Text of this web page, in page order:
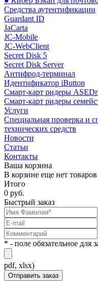
Средства аутентификации
Guardant ID
JaCarta
JC-Mobile
JC-WebClient
Secret Disk 5
Secret Disk Server
Антифрод-терминал
Идентификатор iButton
Смарт-карт ридеры
Смарт-карт ридеры
Услуги
Специальная проверка и
технических средств
Новости
Статьи
Контакты
Ваша корзина
В корзине еще нет товаров
Итого
0 руб.
Быстрый заказ
* - поле обязательное для
pdf, xlsx)